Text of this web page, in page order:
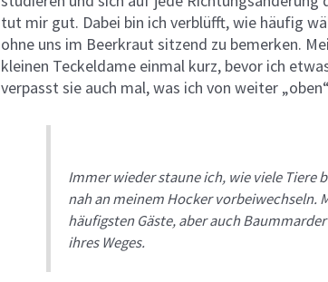
tut mir gut. Dabei bin ich verblüfft, wie häufig
ohne uns im Beerkraut sitzend zu bemerken.
kleinen Teckeldame einmal kurz, bevor ich
verpasst sie auch mal, was ich von weiter
Immer wieder staune ich, wie viele Tiere
nah an meinem Hocker vorbeiwechseln.
häufigsten Gäste, aber auch
ihres Weges.